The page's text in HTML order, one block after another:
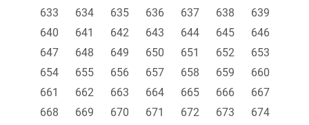
633
634 635 636 637 638
639
640
641 642 643 644 645
646
647
648 649 650 651 652
653
654
655 656 657 658 659
660
661
662 663 664 665 666
667
668
669 670 671 672 673
674